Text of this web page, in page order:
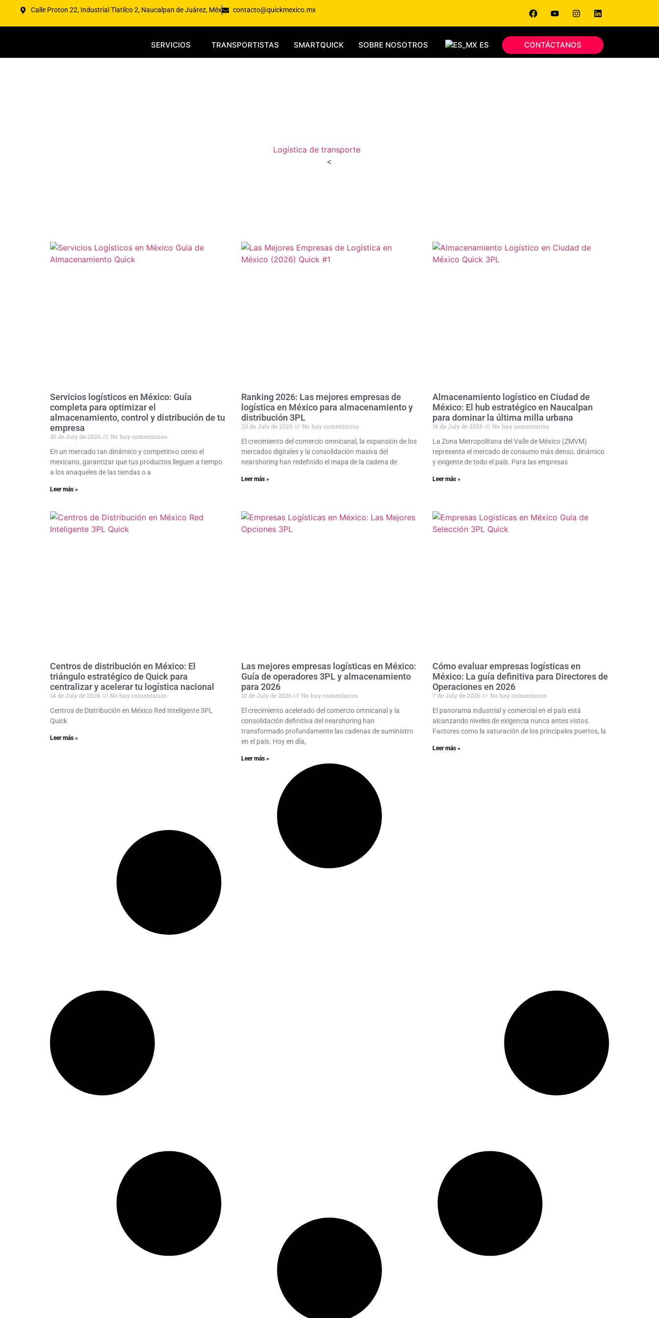
Calle Proton 22, Industrial Tlatilco 2, Naucalpan de Juárez, Méx contacto@quickmexico.mx
SERVICIOS TRANSPORTISTAS SMARTQUICK SOBRE NOSOTROS ES CONTÁCTANOS
Logística de transporte
<
Servicios logísticos en México: Guía
completa para optimizar el
almacenamiento, control y distribución de tu
empresa
30 de July de 2026
No hay comentarios
En un mercado tan dinámico y competitivo como el
mexicano, garantizar que tus productos lleguen a tiempo
a los anaqueles de las tiendas o a
Leer más »
Ranking 2026: Las mejores empresas de
logística en México para almacenamiento y
distribución 3PL
20 de July de 2026
No hay comentarios
El crecimiento del comercio omnicanal, la expansión de los
mercados digitales y la consolidación masiva del
nearshoring han redefinido el mapa de la cadena de
Leer más »
Almacenamiento logístico en Ciudad de
México: El hub estratégico en Naucalpan
para dominar la última milla urbana
16 de July de 2026
No hay comentarios
La Zona Metropolitana del Valle de México (ZMVM)
representa el mercado de consumo más denso, dinámico
y exigente de todo el país. Para las empresas
Leer más »
Centros de distribución en México: El
triángulo estratégico de Quick para
centralizar y acelerar tu logística nacional
14 de July de 2026
No hay comentarios
Centros de Distribución en México Red Inteligente 3PL
Quick
Leer más »
Las mejores empresas logísticas en México:
Guía de operadores 3PL y almacenamiento
para 2026
10 de July de 2026
No hay comentarios
El crecimiento acelerado del comercio omnicanal y la
consolidación definitiva del nearshoring han
transformado profundamente las cadenas de suministro
en el país. Hoy en día,
Leer más »
Cómo evaluar empresas logísticas en
México: La guía definitiva para Directores de
Operaciones en 2026
7 de July de 2026
No hay comentarios
El panorama industrial y comercial en el país está
alcanzando niveles de exigencia nunca antes vistos.
Factores como la saturación de los principales puertos, la
Leer más »